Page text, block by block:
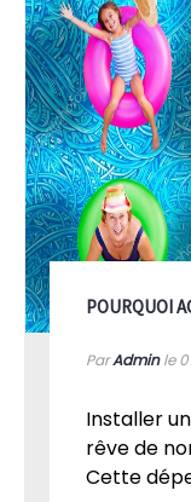
POURQUOI
ParAdminle
Installer
rêve de
Cette